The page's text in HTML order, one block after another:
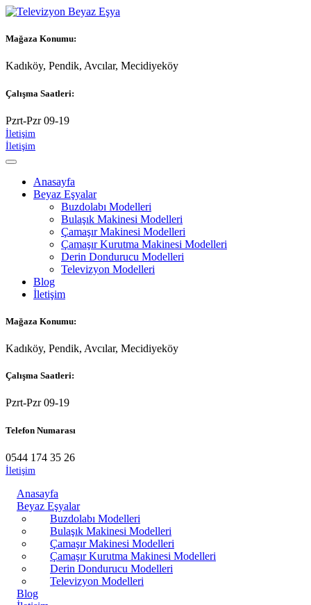
Mağaza Konumu:
Kadıköy, Pendik, Avcılar, Mecidiyeköy
Çalışma Saatleri:
Pzrt-Pzr 09-19
İletişim
İletişim
Anasayfa
Beyaz Eşyalar
Buzdolabı Modelleri
Bulaşık Makinesi Modelleri
Çamaşır Makinesi Modelleri
Çamaşır Kurutma Makinesi Modelleri
Derin Dondurucu Modelleri
Televizyon Modelleri
Blog
İletişim
Mağaza Konumu:
Kadıköy, Pendik, Avcılar, Mecidiyeköy
Çalışma Saatleri:
Pzrt-Pzr 09-19
Telefon Numarası
0544 174 35 26
İletişim
Anasayfa
Beyaz Eşyalar
Buzdolabı Modelleri
Bulaşık Makinesi Modelleri
Çamaşır Makinesi Modelleri
Çamaşır Kurutma Makinesi Modelleri
Derin Dondurucu Modelleri
Televizyon Modelleri
Blog